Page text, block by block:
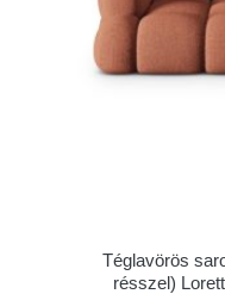
Téglavörös
résszel)